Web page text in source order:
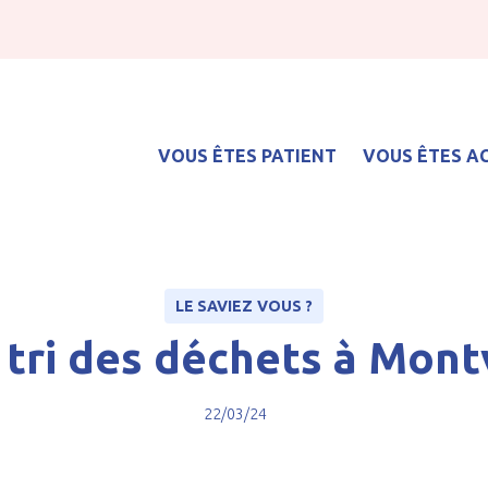
VOUS ÊTES PATIENT VOUS ÊTES
LE SAVIEZ VOUS ?
tri des déchets à
22/03/24